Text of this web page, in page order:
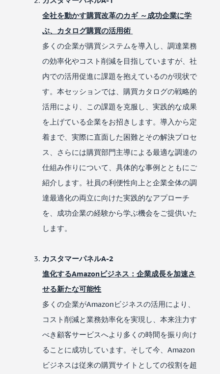
全社を動かす購買改革のカギ ～成功企業に学
ぶ、カタログ購買の活用術
多くの企業が購買システムを導入し、調達業務
の効率化やコスト削減を目指していますが、社
内での活用促進に課題を抱えているのが現状で
す。本セッションでは、購買カタログの戦略的
活用により、この課題を克服し、実践的な成果
を上げている企業をお招きします。導入から定
着まで、実際に直面した困難とその解決プロセ
ス、さらには購買部門主導による最適な調達の
仕組み作りについて、具体的な事例とともにご
紹介します。社員の利便性向上と企業全体の調
達最適化の両立に向けた実践的なアプローチ
を、成功企業の経験から学ぶ機会をご提供いた
します。
カスタマーパネルA-2
進化するAmazonビジネス：企業成長を加速さ
せる新たな可能性
多くの企業がAmazonビジネスの活用により、
コスト削減と業務効率化を実現し、本来注力す
べき顧客サービスへより多くの時間を振り向け
ることに成功しています。そして今、Amazon
ビジネスは従来の購買サイトとしての役割を超